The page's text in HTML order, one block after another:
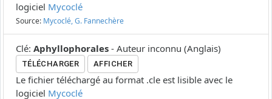
logiciel Mycoclé
Source: Mycoclé, G. Fannechère
Clé: Aphyllophorales - Auteur inconnu (Anglais)
TÉLÉCHARGER AFFICHER
Le fichier téléchargé au format .cle est lisible avec le
logiciel Mycoclé